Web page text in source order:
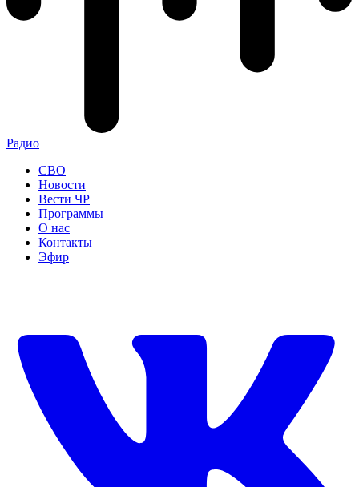
Радио
СВО
Новости
Вести ЧР
Программы
О нас
Контакты
Эфир